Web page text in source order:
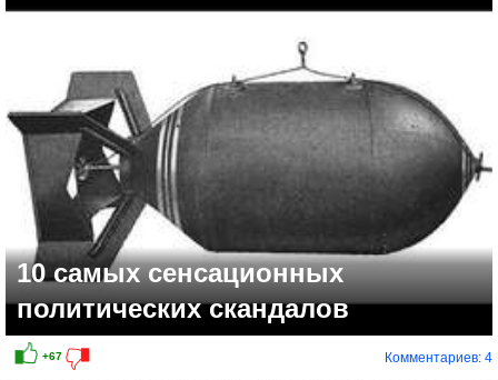
10 самых сенсационных
политических скандалов
Комментариев: 4